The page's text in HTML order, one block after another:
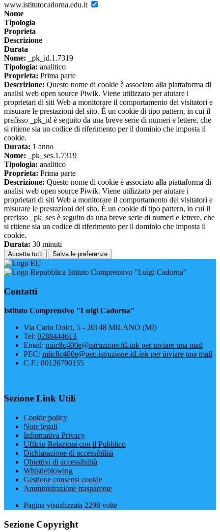
www.istitutocadorna.edu.it
Nome
Tipologia
Proprieta
Descrizione
Durata
Nome: _pk_id.1.7319
Tipologia: analitico
Proprieta: Prima parte
Descrizione: Questo nome di cookie è associato alla piattaforma di
analisi web open source Piwik. Viene utilizzato per aiutare i
proprietari di siti Web a monitorare il comportamento dei visitatori e
misurare le prestazioni del sito. È un cookie di tipo pattern, in cui il
prefisso _pk_id è seguito da una breve serie di numeri e lettere, che
si ritiene sia un codice di riferimento per il dominio che imposta il
cookie.
Durata: 1 anno
Nome: _pk_ses.1.7319
Tipologia: analitico
Proprieta: Prima parte
Descrizione: Questo nome di cookie è associato alla piattaforma di
analisi web open source Piwik. Viene utilizzato per aiutare i
proprietari di siti Web a monitorare il comportamento dei visitatori e
misurare le prestazioni del sito. È un cookie di tipo pattern, in cui il
prefisso _pk_ses è seguito da una breve serie di numeri e lettere, che
si ritiene sia un codice di riferimento per il dominio che imposta il
cookie.
Durata: 30 minuti
Accetta tutti Salva le preferenze
Istituto Comprensivo "Luigi Cadorna"
Contatti
Istituto Comprensivo "Luigi Cadorna"
Via Carlo Dolci, 5 - 20148 MILANO (MI)
Tel: 0288444613
Email: miic8c400e@istruzione.itLink per inviare una mail
PEC: miic8c400e@pec.istruzione.itLink per inviare una mail
C.F.: 80126790155
Sezione Link Utili
Cookie policy
Note legali
Informativa Privacy
Ufficio Relazioni con il Pubblico
Dichiarazione di accessibilità
Obiettivi di accessibilità
Whistleblowing
Gestione consensi cookie
Amministrazione trasparente
Pagina visualizzata 2298 volte
Sezione Copyright